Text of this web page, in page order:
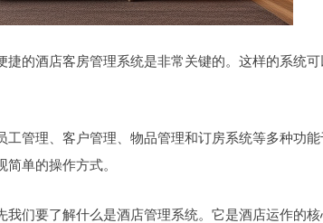
的酒店客房管理系统是非常关键的。这样的系统
管理、客户管理、物品管理和订房系统等多种功
单的操作方式。
们要了解什么是酒店管理系统。它是酒店运作的